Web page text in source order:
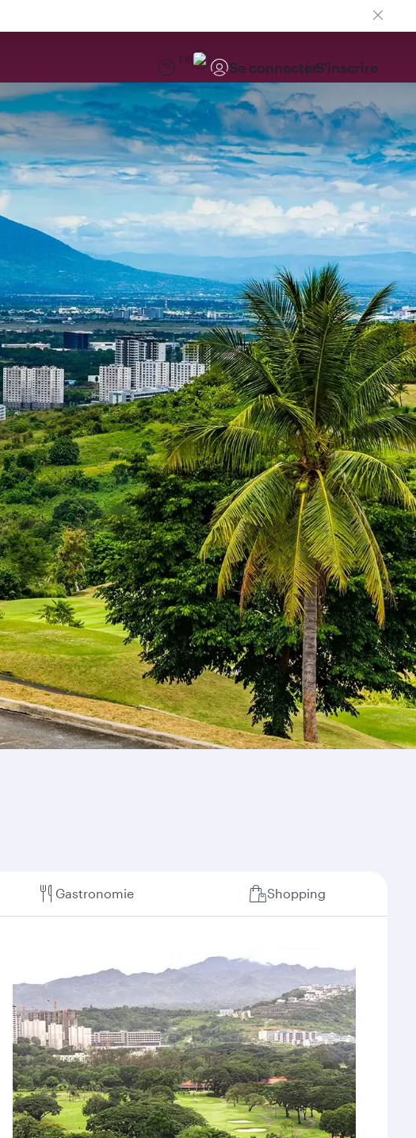
FR Se connecterS'inscrire
Gastronomie Shopping